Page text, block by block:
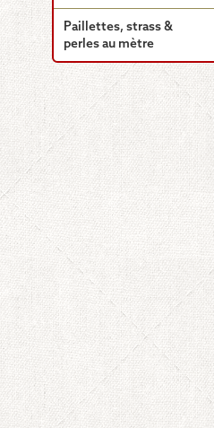
Paillettes, strass &
perles au mètre